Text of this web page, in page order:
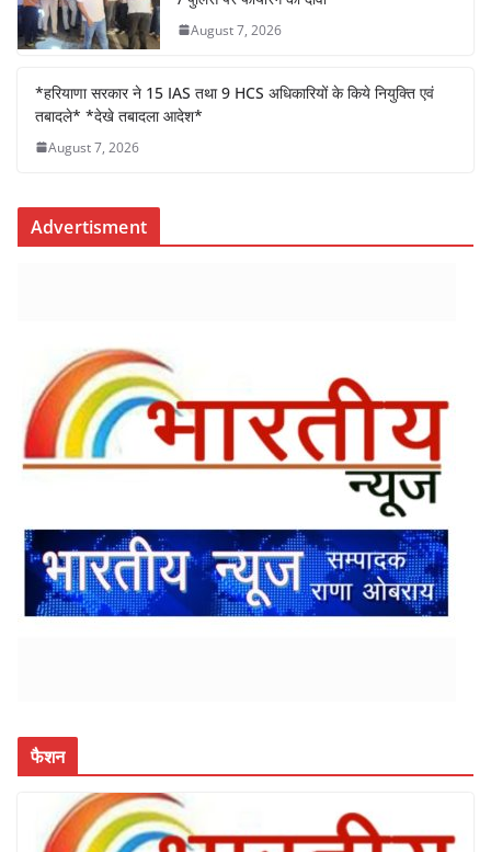
August 7, 2026
*हरियाणा सरकार ने 15 IAS तथा 9 HCS अधिकारियों के किये नियुक्ति एवं
तबादले* *देखे तबादला आदेश*
August 7, 2026
Advertisment
फैशन